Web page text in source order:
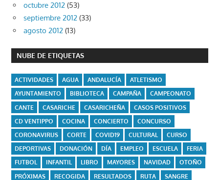
octubre 2012 (53)
septiembre 2012 (33)
agosto 2012 (13)
NUBE DE ETIQUETAS
ACTIVIDADES AGUA ANDALUCÍA
ATLETISMO
AYUNTAMIENTO
BIBLIOTECA CAMPAÑA
CAMPEONATO
CANTE
CASARICHE CASARICHEÑA
CASOS POSITIVOS
CD VENTIPPO
COCINA CONCIERTO
CONCURSO
CORONAVIRUS
CORTE COVID19 CULTURAL
CURSO
DEPORTIVAS
DONACIÓN DÍA EMPLEO ESCUELA
FERIA
FUTBOL
INFANTIL LIBRO MAYORES NAVIDAD
OTOÑO
PRÓXIMAS
RECOGIDA RESULTADOS RUTA
SANGRE